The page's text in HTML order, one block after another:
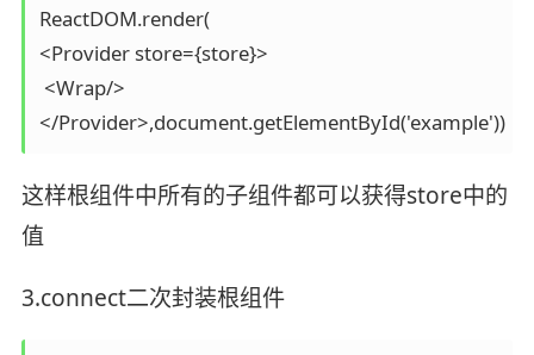
ReactDOM.render(
<Provider store={store}>
<Wrap/>
</Provider>,document.getElementById('example'))
这样根组件中所有的子组件都可以获得store中的
值
3.connect二次封装根组件